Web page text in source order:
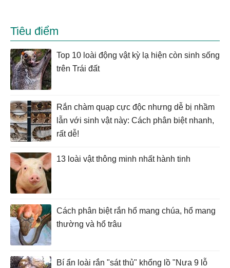
Tiêu điểm
Top 10 loài động vật kỳ lạ hiện còn sinh sống
trên Trái đất
Rắn chàm quạp cực độc nhưng dễ bị nhầm
lẫn với sinh vật này: Cách phân biệt nhanh,
rất dễ!
13 loài vật thông minh nhất hành tinh
Cách phân biệt rắn hổ mang chúa, hổ mang
thường và hổ trâu
Bí ẩn loài rắn "sát thủ" khổng lồ "Nưa 9 lỗ